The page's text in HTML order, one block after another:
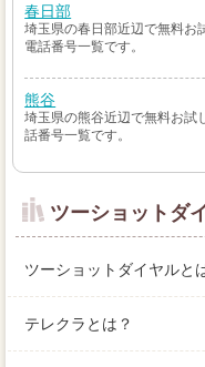
春日部
埼玉県の春日部近辺で無料お
電話番号一覧です。
熊谷
埼玉県の熊谷近辺で無料お試
話番号一覧です。
ツーショットダ
ツーショットダイヤルと
テレクラとは？